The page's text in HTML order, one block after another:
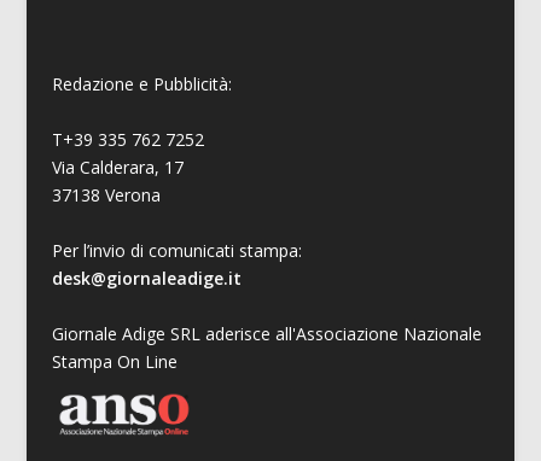
Redazione e Pubblicità:
T+39 335 762 7252
Via Calderara, 17
37138 Verona
Per l’invio di comunicati stampa:
desk@giornaleadige.it
Giornale Adige SRL aderisce all'Associazione Nazionale
Stampa On Line